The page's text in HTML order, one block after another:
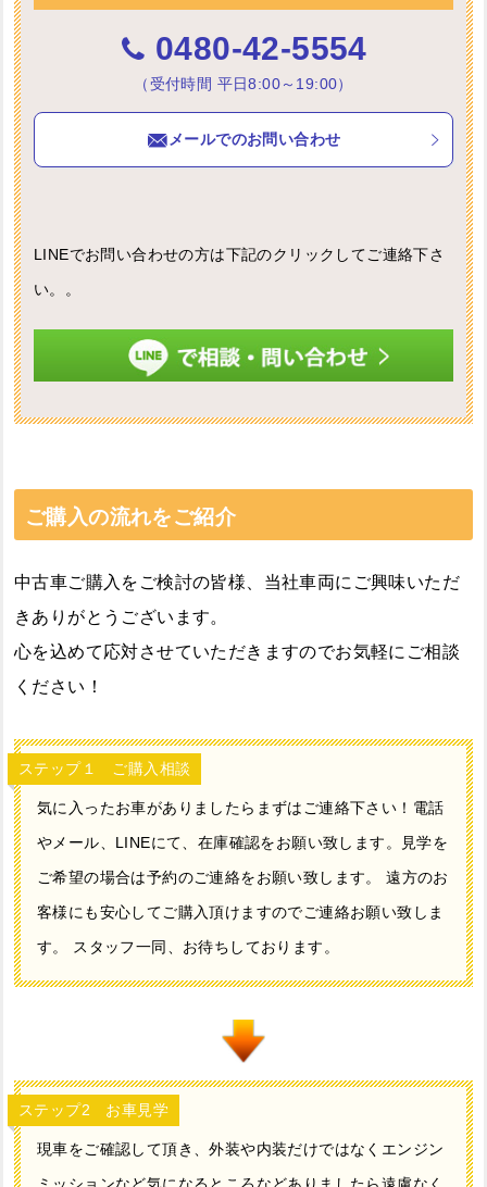
0480-42-5554
（受付時間 平日8:00～19:00）
メールでのお問い合わせ
LINEでお問い合わせの方は下記のクリックしてご連絡下さ
い。。
ご購入の流れをご紹介
中古車ご購入をご検討の皆様、当社車両にご興味いただ
きありがとうございます。
心を込めて応対させていただきますのでお気軽にご相談
ください！
ステップ１ ご購入相談
気に入ったお車がありましたらまずはご連絡下さい！電話
やメール、LINEにて、在庫確認をお願い致します。見学を
ご希望の場合は予約のご連絡をお願い致します。 遠方のお
客様にも安心してご購入頂けますのでご連絡お願い致しま
す。 スタッフ一同、お待ちしております。
ステップ2 お車見学
現車をご確認して頂き、外装や内装だけではなくエンジン